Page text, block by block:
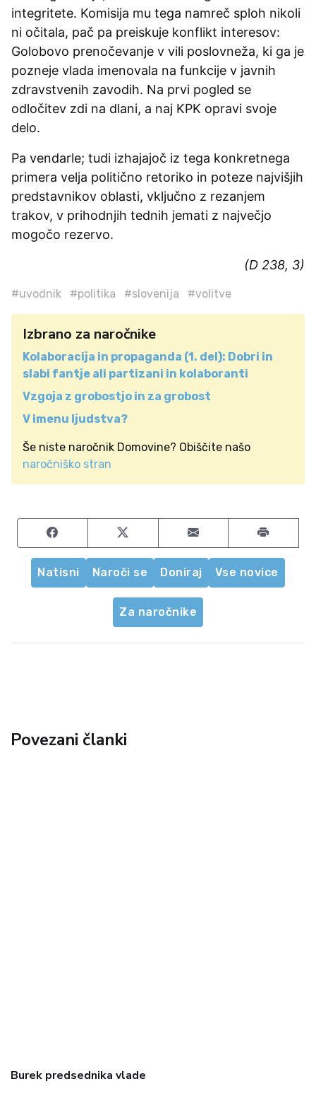
integritete. Komisija mu tega namreč sploh nikoli
ni očitala, pač pa preiskuje konflikt interesov:
Golobovo prenočevanje v vili poslovneža, ki ga je
pozneje vlada imenovala na funkcije v javnih
zdravstvenih zavodih. Na prvi pogled se
odločitev zdi na dlani, a naj KPK opravi svoje
delo.
Pa vendarle; tudi izhajajoč iz tega konkretnega
primera velja politično retoriko in poteze najvišjih
predstavnikov oblasti, vključno z rezanjem
trakov, v prihodnjih tednih jemati z največjo
mogočo rezervo.
(D 238, 3)
#uvodnik #politika #slovenija #volitve
Izbrano za naročnike
Kolaboracija in propaganda (1. del): Dobri in
slabi fantje ali partizani in kolaboranti
Vzgoja z grobostjo in za grobost
V imenu ljudstva?
Še niste naročnik Domovine? Obiščite našo
naročniško stran
Share on FacebookShare on TwitterShare by email
Natisni Naroči se Doniraj Vse novice
Za naročnike
Povezani članki
Burek predsednika vlade